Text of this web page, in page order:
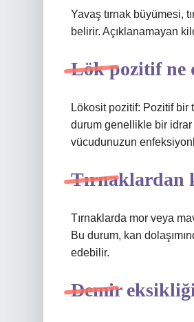
Yavaş tırnak büyümesi,
belirir. Açıklanamayan
Lök pozitif ne
Lökosit pozitif: Pozitif bir
durum genellikle bir
vücudunuzun
Tırnaklardan
Tırnaklarda mor veya
Bu durum, kan
edebilir.
Demir